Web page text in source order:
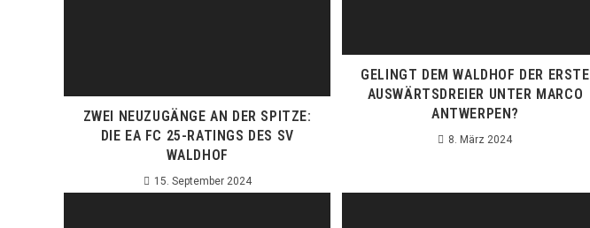
ZWEI NEUZUGÄNGE AN DER SPITZE:
DIE EA FC 25-RATINGS DES SV
WALDHOF
15. September 2024
GELINGT DEM WALDHOF DER ERSTE
AUSWÄRTSDREIER UNTER MARCO
ANTWERPEN?
8. März 2024